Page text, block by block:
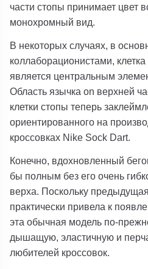
части стопы принимает цвет
монохромный вид.
В некоторых случаях, в
коллаборационистами,
является центральным
Область язычка on верхней
клетки стопы теперь
ориентированного на
кроссовках Nike Sock Dart.
Конечно, вдохновленный
бы полным без его очень
верха. Поскольку
практически привела к
эта обычная модель по-
дышащую, эластичную и
любителей кроссовок.